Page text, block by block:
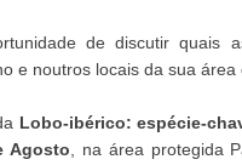
de discutir quais
e noutros locais da sua área
Lobo-ibérico: espécie-
Agosto , na área protegida